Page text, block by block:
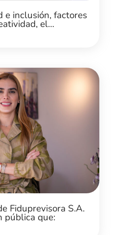
e inclusión, factores
el
Fiduprevisora S.A.
pública que: